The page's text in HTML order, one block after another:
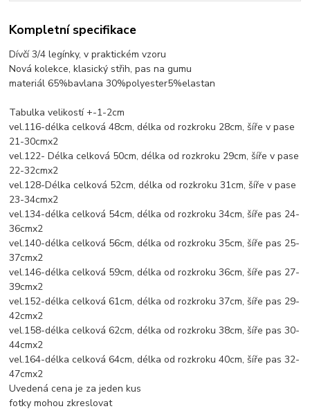
Kompletní specifikace
Dívčí 3/4 legínky, v praktickém vzoru
Nová kolekce, klasický střih, pas na gumu
materiál 65%bavlana 30%polyester5%elastan
Tabulka velikostí +-1-2cm
vel.116-délka celková 48cm, délka od rozkroku 28cm, šíře v pase
21-30cmx2
vel.122- Délka celková 50cm, délka od rozkroku 29cm, šíře v pase
22-32cmx2
vel.128-Délka celková 52cm, délka od rozkroku 31cm, šíře v pase
23-34cmx2
vel.134-délka celková 54cm, délka od rozkroku 34cm, šíře pas 24-
36cmx2
vel.140-délka celková 56cm, délka od rozkroku 35cm, šíře pas 25-
37cmx2
vel.146-délka celková 59cm, délka od rozkroku 36cm, šíře pas 27-
39cmx2
vel.152-délka celková 61cm, délka od rozkroku 37cm, šíře pas 29-
42cmx2
vel.158-délka celková 62cm, délka od rozkroku 38cm, šíře pas 30-
44cmx2
vel.164-délka celková 64cm, délka od rozkroku 40cm, šíře pas 32-
47cmx2
Uvedená cena je za jeden kus
fotky mohou zkreslovat